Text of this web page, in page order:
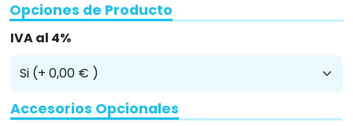
Opciones de Producto
IVA al 4%
Accesorios Opcionales